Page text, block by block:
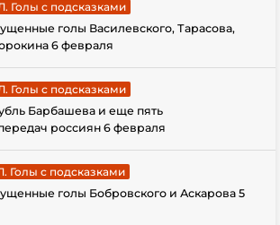
Голы с подсказками
голы Василевского, Тарасова,
6 февраля
Голы с подсказками
Барбашева и еще пять
россиян 6 февраля
Голы с подсказками
голы Бобровского и Аскарова 5